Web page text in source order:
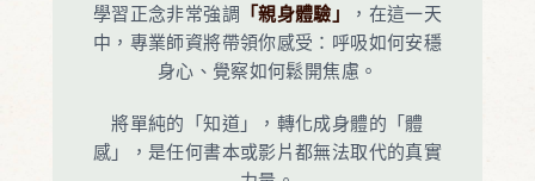
學習正念非常強調 「親身體驗」
，在這一天
中，專業師資將帶領你感受：呼吸如何安穩
身心、覺察如何鬆開焦慮。
將單純的「知道」，轉化成身體的「體
感」，是任何書本或影片都無法取代的真實